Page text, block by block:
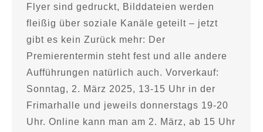
Flyer sind gedruckt, Bilddateien werden
fleißig über soziale Kanäle geteilt – jetzt
gibt es kein Zurück mehr: Der
Premierentermin steht fest und alle andere
Aufführungen natürlich auch. Vorverkauf:
Sonntag, 2. März 2025, 13-15 Uhr in der
Frimarhalle und jeweils donnerstags 19-20
Uhr. Online kann man am 2. März, ab 15 Uhr